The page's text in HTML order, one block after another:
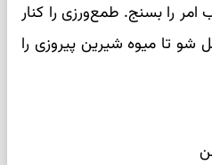
امر را بسنج. طمع‌ورزی را کنار
شو تا میوه شیرین پیروزی را